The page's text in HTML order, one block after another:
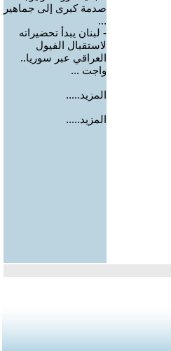
صدمة كبرى إلى جماهير
...
- لبنان يبدأ تحضيراته
لاستقبال الفيول
العراقي عبر سوريا..
واجت ...
المزيد.....
المزيد.....